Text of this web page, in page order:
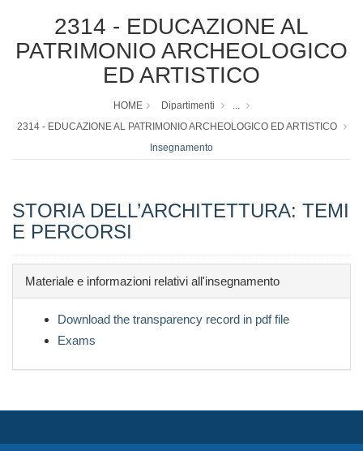
2314 - EDUCAZIONE AL
PATRIMONIO ARCHEOLOGICO
ED ARTISTICO
HOME Dipartimenti
...
2314 - EDUCAZIONE AL PATRIMONIO ARCHEOLOGICO ED ARTISTICO
Insegnamento
STORIA DELL’ARCHITETTURA: TEMI
E PERCORSI
Materiale e informazioni relativi all'insegnamento
Download the transparency record in pdf file
Exams